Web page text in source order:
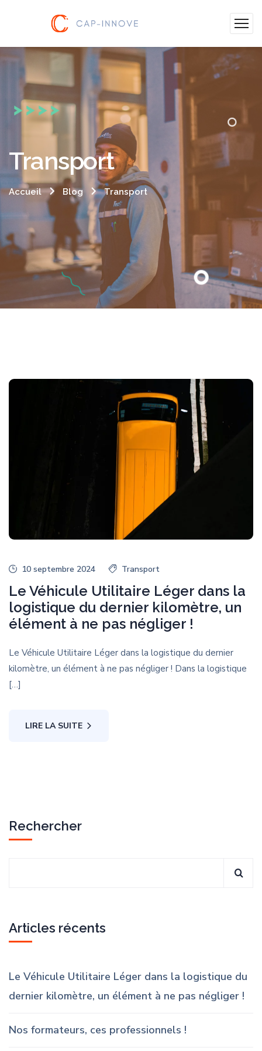
Transport
Accueil Blog Transport
10 septembre 2024 Transport
Le Véhicule Utilitaire Léger dans la
logistique du dernier kilomètre, un
élément à ne pas négliger !
Le Véhicule Utilitaire Léger dans la logistique du dernier
kilomètre, un élément à ne pas négliger ! Dans la logistique
[…]
LIRE LA SUITE
Rechercher
Articles récents
Le Véhicule Utilitaire Léger dans la logistique du
dernier kilomètre, un élément à ne pas négliger !
Nos formateurs, ces professionnels !